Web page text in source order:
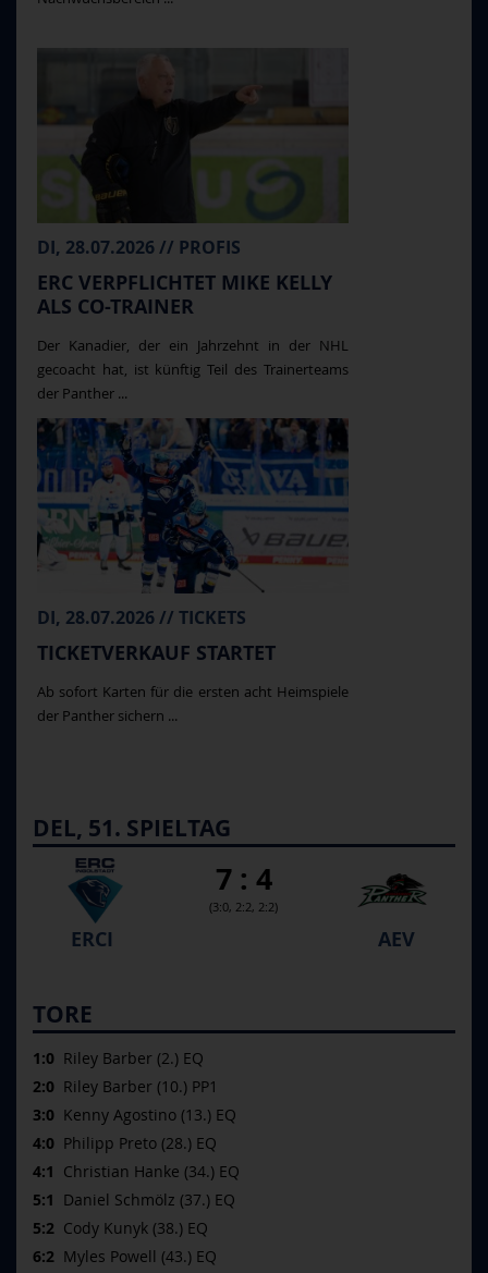
DI, 28.07.2026 // PROFIS
ERC VERPFLICHTET MIKE KELLY
ALS CO-TRAINER
Der Kanadier, der ein Jahrzehnt in der NHL
gecoacht hat, ist künftig Teil des Trainerteams
der Panther ...
DI, 28.07.2026 // TICKETS
TICKETVERKAUF STARTET
Ab sofort Karten für die ersten acht Heimspiele
der Panther sichern ...
DEL, 51. SPIELTAG
7 : 4
(3:0, 2:2, 2:2)
ERCI AEV
TORE
1:0 Riley Barber (2.) EQ
2:0 Riley Barber (10.) PP1
3:0 Kenny Agostino (13.) EQ
4:0 Philipp Preto (28.) EQ
4:1 Christian Hanke (34.) EQ
5:1 Daniel Schmölz (37.) EQ
5:2 Cody Kunyk (38.) EQ
6:2 Myles Powell (43.) EQ